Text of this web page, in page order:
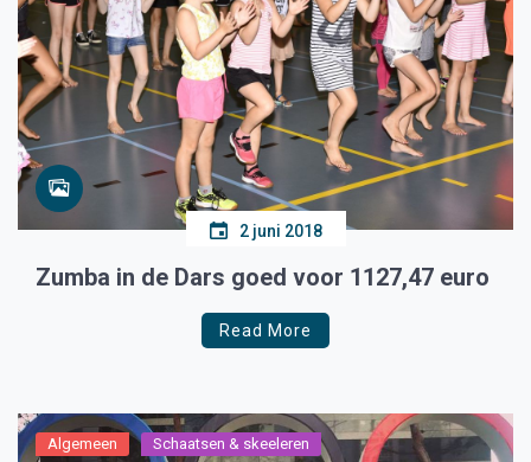
2 juni 2018
Zumba in de Dars goed voor 1127,47 euro
Read More
Algemeen Schaatsen & skeeleren